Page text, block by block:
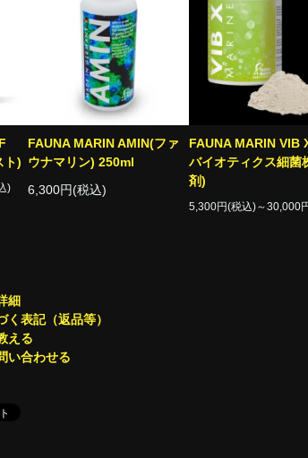
ト)
)
FAUNA MARIN AMIN(ファ
ウナマリン) 250ml
6,300円(税込)
FAUNA MARIN VIB
バイオティクス細菌
剤)
5,300円(税込)～30,000
細
表記（返品等）
える
い合わせる